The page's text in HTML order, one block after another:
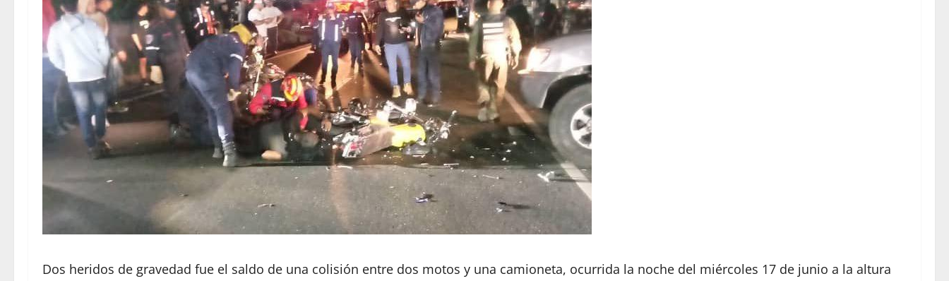
Dos heridos de gravedad fue el saldo de una colisión entre dos motos y una camioneta, ocurrida la noche del miércoles 17 de junio a la altura